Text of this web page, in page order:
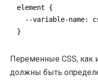
element {
--variable-name:
}
Переменные CSS, как
должны быть